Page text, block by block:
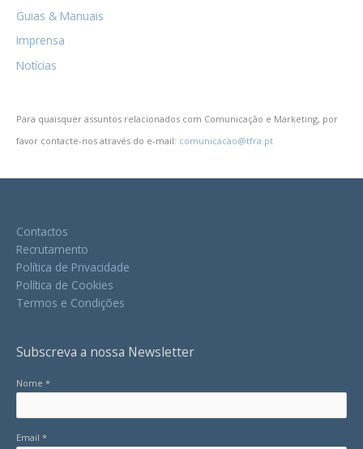
Guias & Manuais
Imprensa
Notícias
Para quaisquer assuntos relacionados com Comunicação e Marketing, por
favor contacte-nos através do e-mail: comunicacao@tfra.pt
Contactos
Recrutamento
Política de Privacidade
Política de Cookies
Termos e Condições
Subscreva a nossa Newsletter
Nome *
Email *